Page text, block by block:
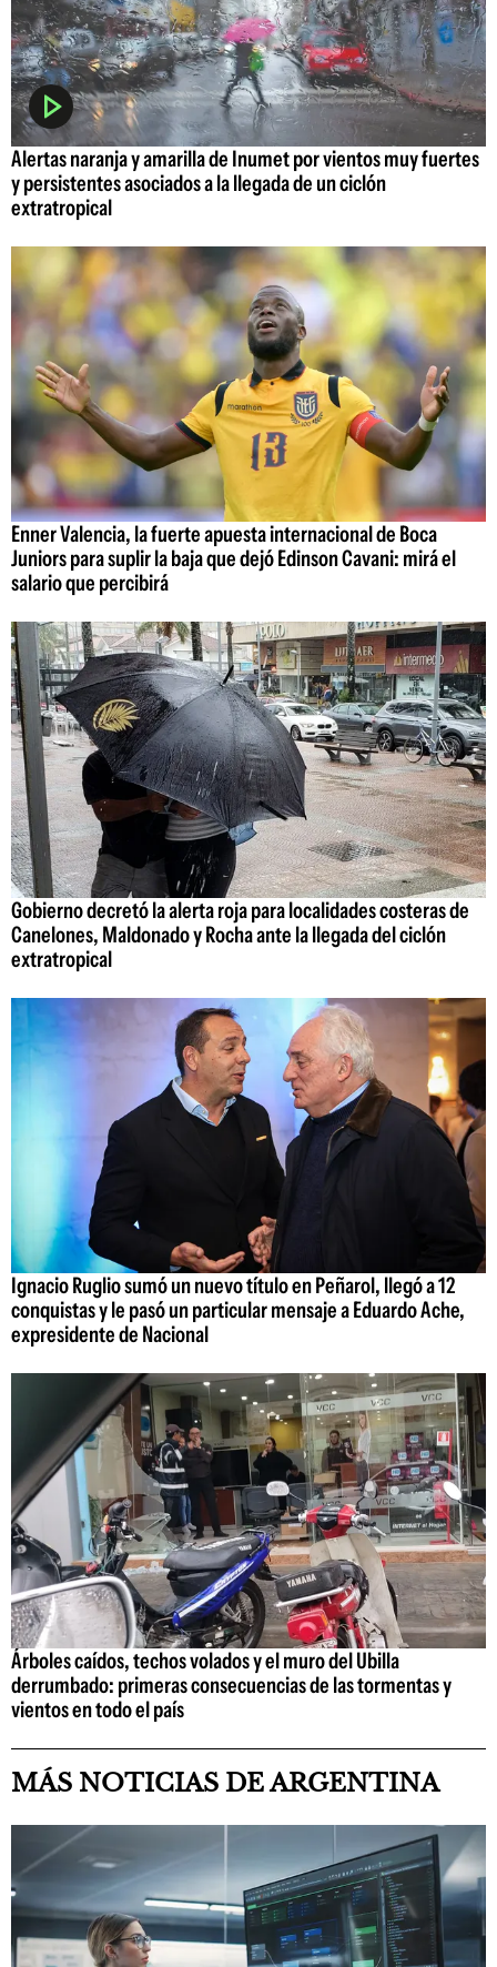
Alertas naranja y amarilla de Inumet por vientos muy fuertes
y persistentes asociados a la llegada de un ciclón
extratropical
Enner Valencia, la fuerte apuesta internacional de Boca
Juniors para suplir la baja que dejó Edinson Cavani: mirá el
salario que percibirá
Gobierno decretó la alerta roja para localidades costeras de
Canelones, Maldonado y Rocha ante la llegada del ciclón
extratropical
Ignacio Ruglio sumó un nuevo título en Peñarol, llegó a 12
conquistas y le pasó un particular mensaje a Eduardo Ache,
expresidente de Nacional
Árboles caídos, techos volados y el muro del Ubilla
derrumbado: primeras consecuencias de las tormentas y
vientos en todo el país
MÁS NOTICIAS DE ARGENTINA